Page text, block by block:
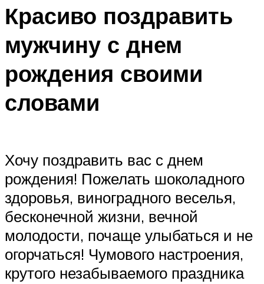
Красиво поздравить
мужчину с днем
рождения своими
словами
Хочу поздравить вас с днем
рождения! Пожелать шоколадного
здоровья, виноградного веселья,
бесконечной жизни, вечной
молодости, почаще улыбаться и не
огорчаться! Чумового настроения,
крутого незабываемого праздника